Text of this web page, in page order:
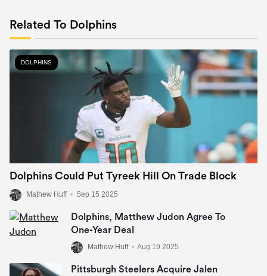
Related To Dolphins
DOLPHINS
Dolphins Could Put Tyreek Hill On Trade Block
Mathew Huff • Sep 15 2025
Dolphins, Matthew Judon Agree To
One-Year Deal
Mathew Huff • Aug 19 2025
Pittsburgh Steelers Acquire Jalen